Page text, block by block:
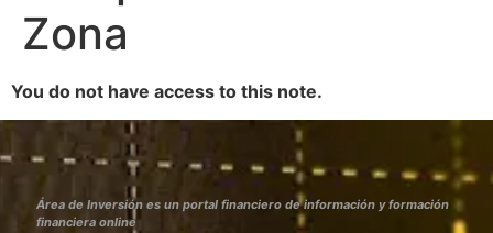
Zona
You do not have access to this note.
Área de Inversión es un portal financiero de información y formación
financiera online